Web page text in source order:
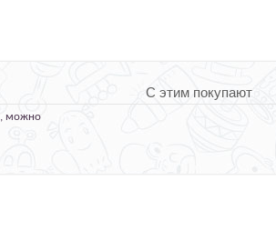
С этим покупают
можно